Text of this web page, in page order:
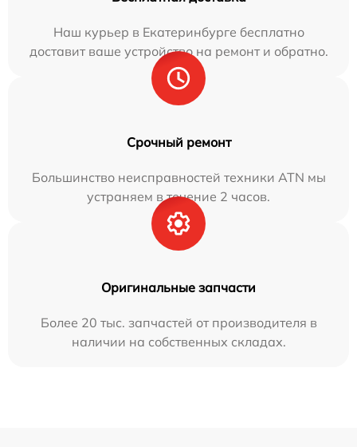
Наш курьер в Екатеринбурге бесплатно
доставит ваше устройство на ремонт и обратно.
Срочный ремонт
Большинство неисправностей техники ATN мы
устраняем в течение 2 часов.
Оригинальные запчасти
Более 20 тыс. запчастей от производителя в
наличии на собственных складах.